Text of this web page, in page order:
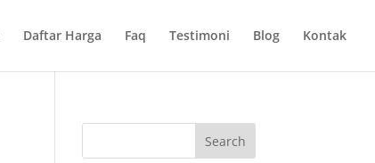
Daftar Harga Faq Testimoni Blog Kontak